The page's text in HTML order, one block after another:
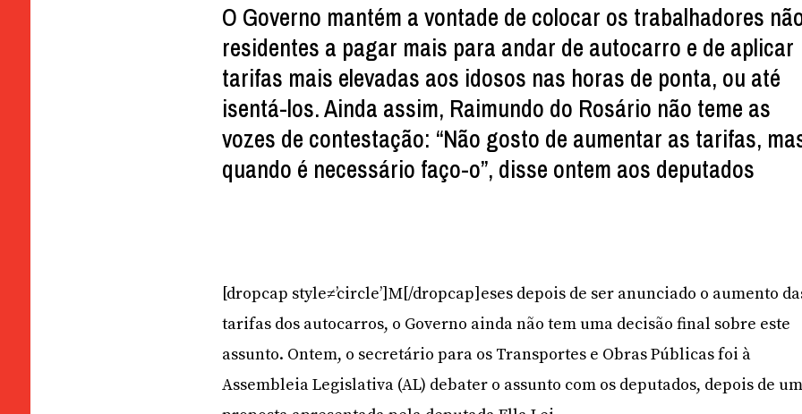
O Governo mantém a vontade de colocar os trabalhadores
residentes a pagar mais para andar de autocarro e de aplicar
tarifas mais elevadas aos idosos nas horas de ponta, ou até
isentá-los. Ainda assim, Raimundo do Rosário não teme as
vozes de contestação: “Não gosto de aumentar as tarifas,
quando é necessário faço-o”, disse ontem aos deputados
[dropcap style≠’circle’]M[/dropcap]eses depois de ser anunciado o aumento
tarifas dos autocarros, o Governo ainda não tem uma decisão final sobre este
assunto. Ontem, o secretário para os Transportes e Obras Públicas foi à
Assembleia Legislativa (AL) debater o assunto com os deputados, depois de